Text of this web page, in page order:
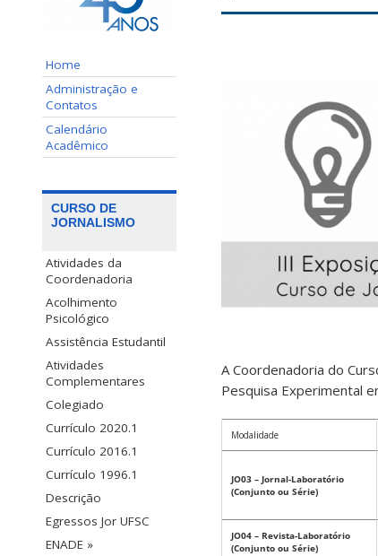
Home
Administração e
Contatos
Calendário
Acadêmico
CURSO DE
JORNALISMO
Atividades da
Coordenadoria
Acolhimento
Psicológico
Assistência Estudantil
Atividades
Complementares
Colegiado
Currículo 2020.1
Currículo 2016.1
Currículo 1996.1
Descrição
Egressos Jor UFSC
ENADE »
A Coordenadoria do
Pesquisa Experimental
Modalidade
JO03 – Jornal-Laboratório
(Conjunto ou Série)
JO04 – Revista-Laboratório
(Conjunto ou Série)